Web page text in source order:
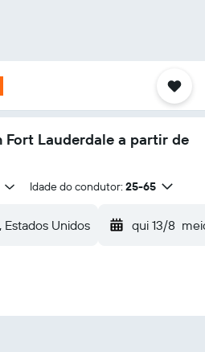
Fort Lauderdale a partir de
Idade do condutor: 25-65
Estados Unidos qui 13/8